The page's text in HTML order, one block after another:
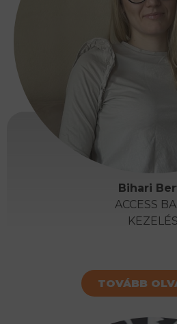
Bihari
ACCESS
KEZELÉS
TOVÁBB